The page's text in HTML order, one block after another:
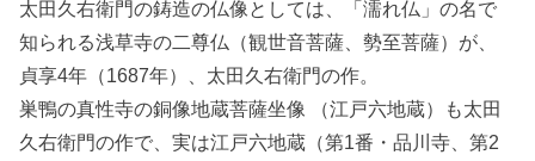
太田久右衛門の鋳造の仏像としては、「濡れ仏」の名で
知られる浅草寺の二尊仏（観世音菩薩、勢至菩薩）が、
貞享4年（1687年）、太田久右衛門の作。
巣鴨の真性寺の銅像地蔵菩薩坐像 （江戸六地蔵）も太田
久右衛門の作で、実は江戸六地蔵（第1番・品川寺、第2